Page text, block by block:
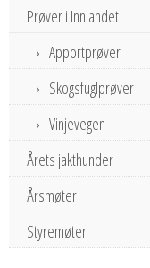
Prøver i Innlandet
Apportprøver
Skogsfuglprøver
Vinjevegen
Årets jakthunder
Årsmøter
Styremøter